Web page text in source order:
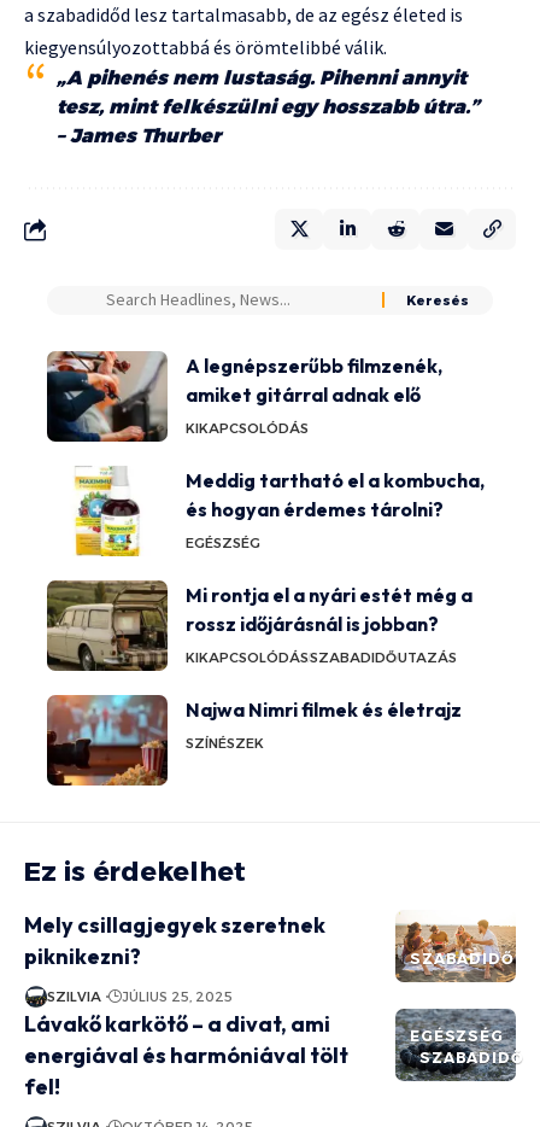
a szabadidőd lesz tartalmasabb, de az egész életed is
kiegyensúlyozottabbá és örömtelibbé válik.
„A pihenés nem lustaság. Pihenni annyit
tesz, mint felkészülni egy hosszabb útra.”
– James Thurber
A legnépszerűbb filmzenék,
amiket gitárral adnak elő
KIKAPCSOLÓDÁS
Meddig tartható el a kombucha,
és hogyan érdemes tárolni?
EGÉSZSÉG
Mi rontja el a nyári estét még a
rossz időjárásnál is jobban?
KIKAPCSOLÓDÁSSZABADIDŐUTAZÁS
Najwa Nimri filmek és életrajz
SZÍNÉSZEK
Ez is érdekelhet
SZABADIDŐ
Mely csillagjegyek szeretnek
piknikezni?
SZILVIA JÚLIUS 25, 2025
EGÉSZSÉG
SZABADIDŐ
Lávakő karkötő – a divat, ami
energiával és harmóniával tölt
fel!